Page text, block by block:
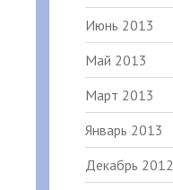
Июнь 2013
Май 2013
Март 2013
Январь 2013
Декабрь 2012